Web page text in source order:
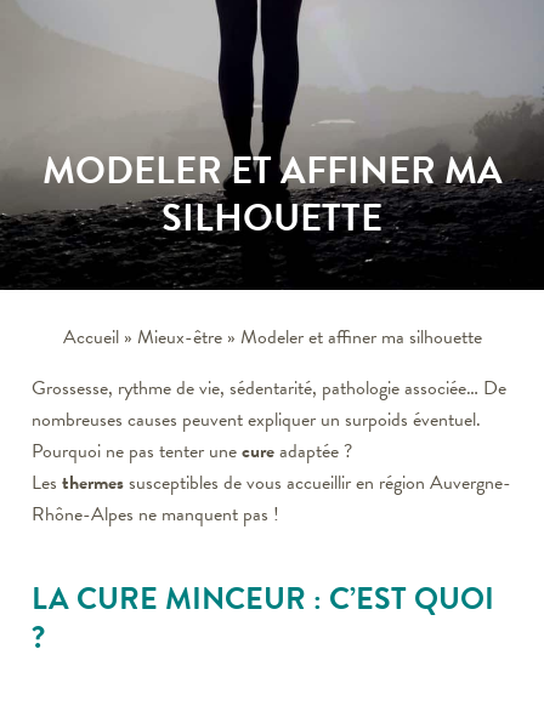
MODELER ET AFFINER MA
SILHOUETTE
Accueil» Mieux-être» Modeler et affiner ma silhouette
Grossesse, rythme de vie, sédentarité, pathologie associée… De
nombreuses causes peuvent expliquer un surpoids éventuel.
Pourquoi ne pas tenter unecureadaptée ?
Les thermessusceptibles de vous accueillir en région Auvergne-
Rhône-Alpes ne manquent pas !
LA CURE MINCEUR : C’EST QUOI
?